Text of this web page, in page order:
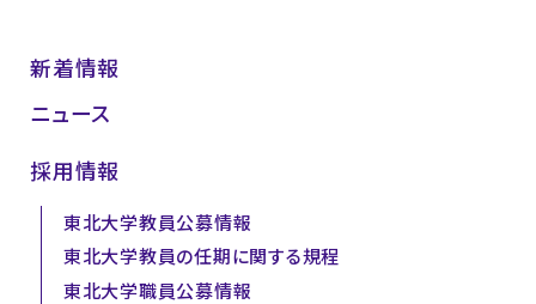
新着情報
ニュース
採用情報
東北大学教員公募情報
東北大学教員の任期に関する規程
東北大学職員公募情報